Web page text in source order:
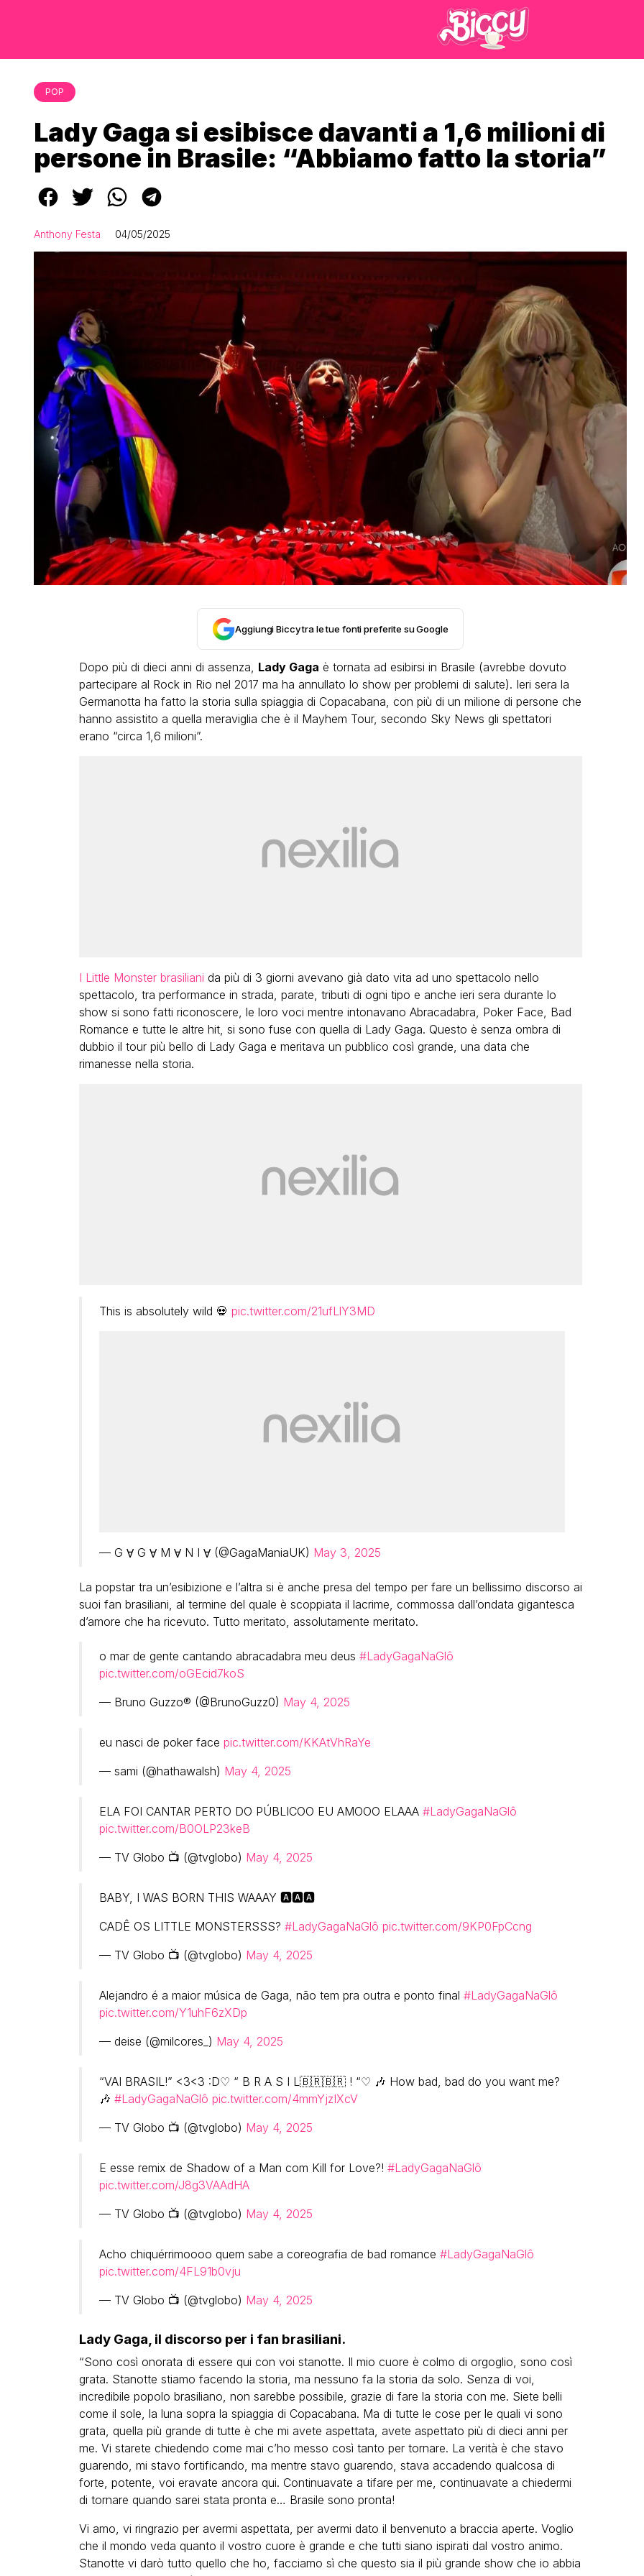
POP
Lady Gaga si esibisce davanti a 1,6 milioni di
persone in Brasile: “Abbiamo fatto la storia”
Anthony Festa 04/05/2025
Aggiungi Biccy tra le tue fonti preferite su Google
Dopo più di dieci anni di assenza, Lady Gaga è tornata ad esibirsi in Brasile (avrebbe dovuto
partecipare al Rock in Rio nel 2017 ma ha annullato lo show per problemi di salute). Ieri sera la
Germanotta ha fatto la storia sulla spiaggia di Copacabana, con più di un milione di persone che
hanno assistito a quella meraviglia che è il Mayhem Tour, secondo Sky News gli spettatori
erano “circa 1,6 milioni”.
I Little Monster brasiliani da più di 3 giorni avevano già dato vita ad uno spettacolo nello
spettacolo, tra performance in strada, parate, tributi di ogni tipo e anche ieri sera durante lo
show si sono fatti riconoscere, le loro voci mentre intonavano Abracadabra, Poker Face, Bad
Romance e tutte le altre hit, si sono fuse con quella di Lady Gaga. Questo è senza ombra di
dubbio il tour più bello di Lady Gaga e meritava un pubblico così grande, una data che
rimanesse nella storia.
This is absolutely wild 💀 pic.twitter.com/21ufLlY3MD
— G Ɐ G Ɐ M Ɐ N I Ɐ (@GagaManiaUK) May 3, 2025
La popstar tra un’esibizione e l’altra si è anche presa del tempo per fare un bellissimo discorso ai
suoi fan brasiliani, al termine del quale è scoppiata il lacrime, commossa dall’ondata gigantesca
d’amore che ha ricevuto. Tutto meritato, assolutamente meritato.
o mar de gente cantando abracadabra meu deus #LadyGagaNaGlô
pic.twitter.com/oGEcid7koS
— Bruno Guzzo® (@BrunoGuzz0) May 4, 2025
eu nasci de poker face pic.twitter.com/KKAtVhRaYe
— sami (@hathawalsh) May 4, 2025
ELA FOI CANTAR PERTO DO PÚBLICOO EU AMOOO ELAAA #LadyGagaNaGlô
pic.twitter.com/B0OLP23keB
— TV Globo 📺 (@tvglobo) May 4, 2025
BABY, I WAS BORN THIS WAAAY 🅰️🅰️🅰️
CADÊ OS LITTLE MONSTERSSS? #LadyGagaNaGlô pic.twitter.com/9KP0FpCcng
— TV Globo 📺 (@tvglobo) May 4, 2025
Alejandro é a maior música de Gaga, não tem pra outra e ponto final #LadyGagaNaGlô
pic.twitter.com/Y1uhF6zXDp
— deise (@milcores_) May 4, 2025
“VAI BRASIL!” <3<3 :D♡ “ B R A S I L🇧🇷🇧🇷 ! “♡ 🎶 How bad, bad do you want me?
🎶 #LadyGagaNaGlô pic.twitter.com/4mmYjzIXcV
— TV Globo 📺 (@tvglobo) May 4, 2025
E esse remix de Shadow of a Man com Kill for Love?! #LadyGagaNaGlô
pic.twitter.com/J8g3VAAdHA
— TV Globo 📺 (@tvglobo) May 4, 2025
Acho chiquérrimoooo quem sabe a coreografia de bad romance #LadyGagaNaGlô
pic.twitter.com/4FL91b0vju
— TV Globo 📺 (@tvglobo) May 4, 2025
Lady Gaga, il discorso per i fan brasiliani.
“Sono così onorata di essere qui con voi stanotte. Il mio cuore è colmo di orgoglio, sono così
grata. Stanotte stiamo facendo la storia, ma nessuno fa la storia da solo. Senza di voi,
incredibile popolo brasiliano, non sarebbe possibile, grazie di fare la storia con me. Siete belli
come il sole, la luna sopra la spiaggia di Copacabana. Ma di tutte le cose per le quali vi sono
grata, quella più grande di tutte è che mi avete aspettata, avete aspettato più di dieci anni per
me. Vi starete chiedendo come mai c’ho messo così tanto per tornare. La verità è che stavo
guarendo, mi stavo fortificando, ma mentre stavo guarendo, stava accadendo qualcosa di
forte, potente, voi eravate ancora qui. Continuavate a tifare per me, continuavate a chiedermi
di tornare quando sarei stata pronta e… Brasile sono pronta!
Vi amo, vi ringrazio per avermi aspettata, per avermi dato il benvenuto a braccia aperte. Voglio
che il mondo veda quanto il vostro cuore è grande e che tutti siano ispirati dal vostro animo.
Stanotte vi darò tutto quello che ho, facciamo sì che questo sia il più grande show che io abbia